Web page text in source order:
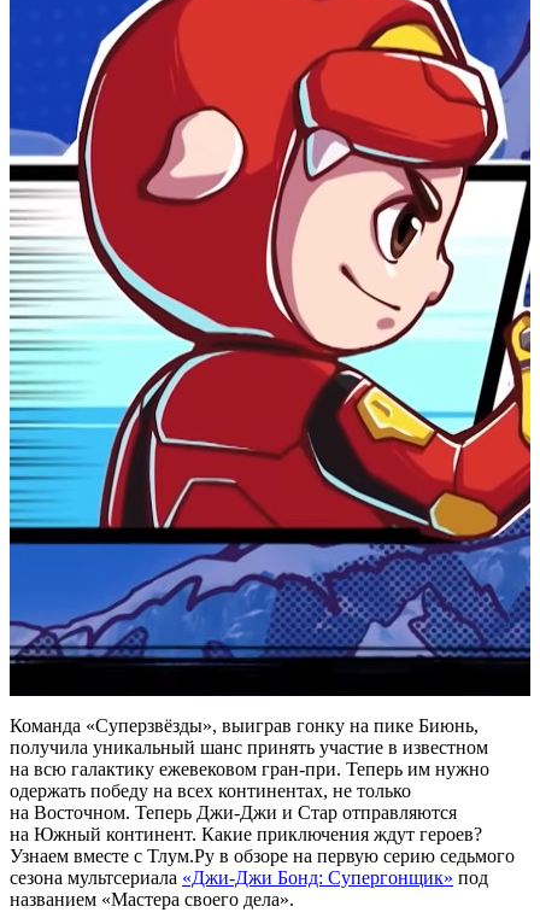
Команда «Суперзвёзды», выиграв гонку на пике Биюнь,
получила уникальный шанс принять участие в известном
на всю галактику ежевековом гран-при. Теперь им нужно
одержать победу на всех континентах, не только
на Восточном. Теперь Джи-Джи и Стар отправляются
на Южный континент. Какие приключения ждут героев?
Узнаем вместе с Тлум.Ру в обзоре на первую серию седьмого
сезона мультсериала «Джи-Джи Бонд: Супергонщик» под
названием «Мастера своего дела».